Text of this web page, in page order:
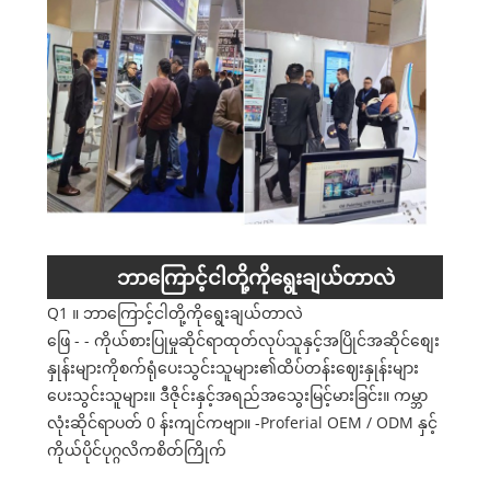
ဘာကြောင့်ငါတို့ကိုရွေးချယ်တာလဲ
Q1 ။ ဘာကြောင့်ငါတို့ကိုရွေးချယ်တာလဲ
ဖြေ - - ကိုယ်စားပြုမှုဆိုင်ရာထုတ်လုပ်သူနှင့်အပြိုင်အဆိုင်စျေး
နှုန်းများကိုစက်ရုံပေးသွင်းသူများ၏ထိပ်တန်းဈေးနှုန်းများ
ပေးသွင်းသူများ။ ဒီဇိုင်းနှင့်အရည်အသွေးမြင့်မားခြင်း။ ကမ္ဘာ
လုံးဆိုင်ရာပတ် 0 န်းကျင်ကဗျာ။ -Proferial OEM / ODM နှင့်
ကိုယ်ပိုင်ပုဂ္ဂလိကစိတ်ကြိုက်